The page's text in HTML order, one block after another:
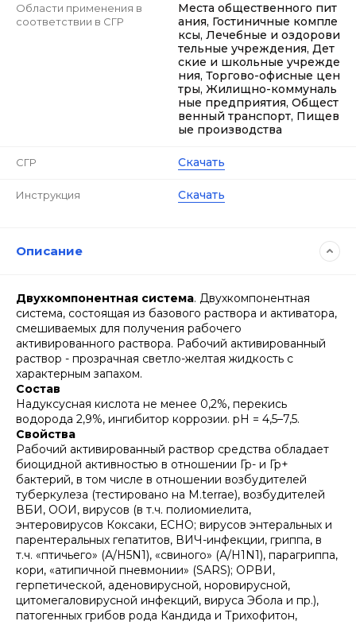
Области применения в
соответствии в СГР
Места общественного пит
ания, Гостиничные компле
ксы, Лечебные и оздорови
тельные учреждения, Дет
ские и школьные учрежде
ния, Торгово-офисные цен
тры, Жилищно-коммуналь
ные предприятия, Общест
венный транспорт, Пищев
ые производства
СГР Скачать
Инструкция Скачать
Описание
Двухкомпонентная система. Двухкомпонентная
система, состоящая из базового раствора и активатора,
смешиваемых для получения рабочего
активированного раствора. Рабочий активированный
раствор - прозрачная светло-желтая жидкость с
характерным запахом.
Состав
Надуксусная кислота не менее 0,2%, перекись
водорода 2,9%, ингибитор коррозии. pH = 4,5–7,5.
Свойства
Рабочий активированный раствор средства обладает
биоцидной активностью в отношении Гр- и Гр+
бактерий, в том числе в отношении возбудителей
туберкулеза (тестировано на М.terrae), возбудителей
ВБИ, ООИ, вирусов (в т.ч. полиомиелита,
энтеровирусов Коксаки, ЕСНО; вирусов энтеральных и
парентеральных гепатитов, ВИЧ-инфекции, гриппа, в
т.ч. «птичьего» (А/H5N1), «свиного» (А/H1N1), парагриппа,
кори, «атипичной пневмонии» (SARS); ОРВИ,
герпетической, аденовирусной, норовирусной,
цитомегаловирусной инфекций, вируса Эбола и пр.),
патогенных грибов рода Кандида и Трихофитон,